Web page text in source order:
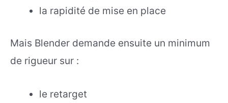
la rapidité de mise en place
Mais Blender demande ensuite un minimum
de rigueur sur :
le retarget